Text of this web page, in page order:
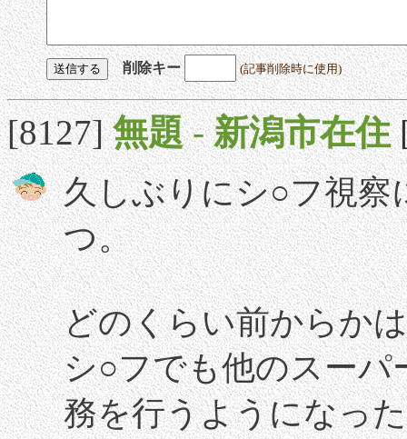
削除キー (記事削除時に使用)
[8127]無題-新潟市在住
久しぶりにシ○フ視察
つ。
どのくらい前からか
シ○フでも他のスーパ
務を行うようになっ